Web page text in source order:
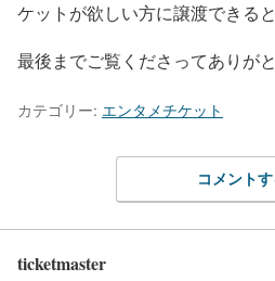
ケットが欲しい方に譲渡できる
最後までご覧くださってありが
カテゴリー: エンタメチケット
コメント
ticketmaster